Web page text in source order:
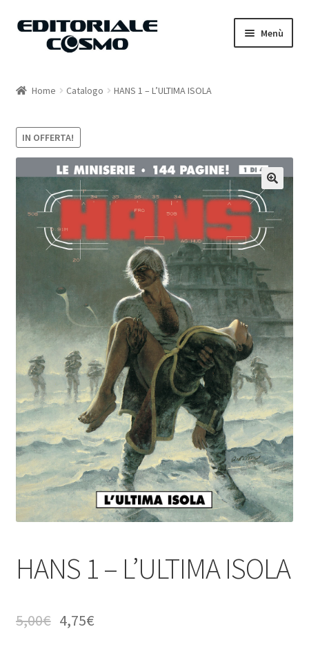
Vai
Vai
Menù
Carrello
Il mio account
Home Catalogo HANS 1 – L’ULTIMA ISOLA
IN OFFERTA!
HANS 1 – L’ULTIMA ISOLA
5,00€ 4,75€